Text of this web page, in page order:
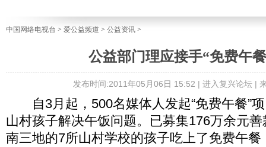
中国网络电视台 > 爱公益频道 > 公益资讯 >
公益部门理应接手“免费午
发布时间:2011年05月06日 15:52 | 进入复兴论坛|
自3月起，500名媒体人发起“免费午餐”
山村孩子解决午饭问题。已募集176万余元
南三地的7所山村学校的孩子吃上了免费午